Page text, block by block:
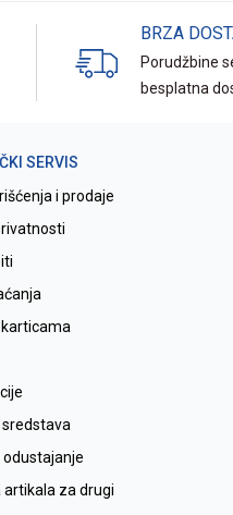
BRZA
Porudžbine
besplatna
SERVIS
i prodaje
sredstava
odustajanje
artikala za drugi